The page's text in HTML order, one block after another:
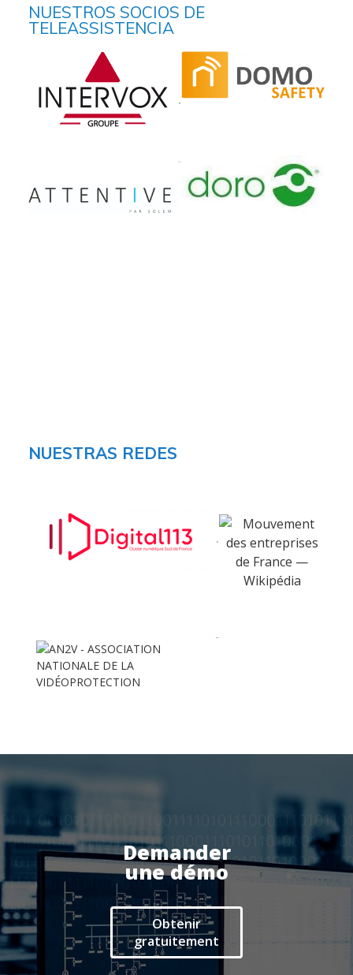
NUESTROS SOCIOS DE
TELEASSISTENCIA
NUESTRAS REDES
Demander
une démo
Obtenir
gratuitement
Société
Notre équipe
Data Center
Nos partenaires
Certifications
Logiciel de supervision
ERP Gestion Commerciale
Suivi des intervenants
Frontaux de réception
Actualités